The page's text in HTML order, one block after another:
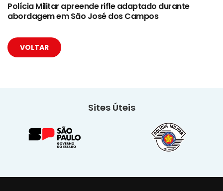
Polícia Militar apreende rifle adaptado durante
abordagem em São José dos Campos
VOLTAR
Sites Úteis